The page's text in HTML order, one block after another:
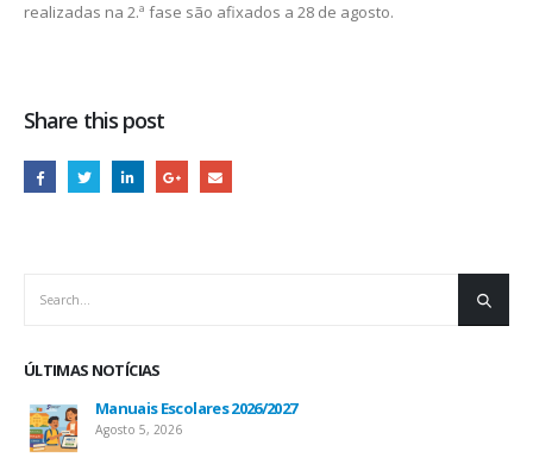
realizadas na 2.ª fase são afixados a 28 de agosto.
Share this post
ÚLTIMAS NOTÍCIAS
Manuais Escolares 2026/2027
Agosto 5, 2026